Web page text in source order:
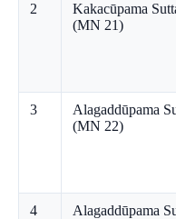
2
Kakacūpama
(MN 21)
3
Alagaddūpama
(MN 22)
4
Alagaddūpama